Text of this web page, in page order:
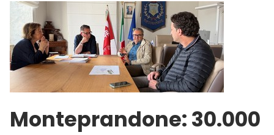
Monteprandone: 30.000